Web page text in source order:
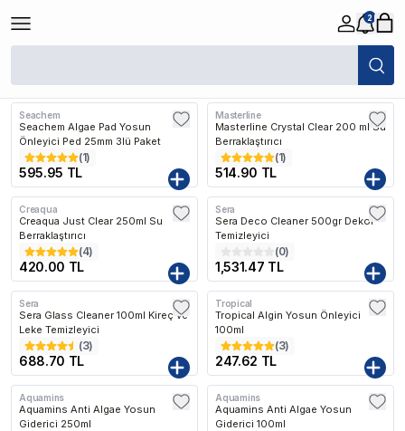
2
/ Yosun Giderici ve
Seachem
Seachem Algae Pad Yosun
Önleyici Ped 25mm 3lü Paket
(1)
595.95 TL
Masterline
Masterline Crystal Clear 200 ml Su
Berraklaştırıcı
(1)
514.90 TL
Creaqua
Creaqua Just Clear 250ml Su
Berraklaştırıcı
(4)
420.00 TL
Kargo Bedava
Sera
Sera Deco Cleaner 500gr Dekor
Temizleyici
(0)
1,531.47 TL
Sera
Sera Glass Cleaner 100ml Kireç ve
Leke Temizleyici
(3)
688.70 TL
Tropical
Tropical Algin Yosun Önleyici
100ml
(3)
247.62 TL
Aquamins
Aquamins Anti Algae Yosun
Giderici 250ml
Aquamins
Aquamins Anti Algae Yosun
Giderici 100ml